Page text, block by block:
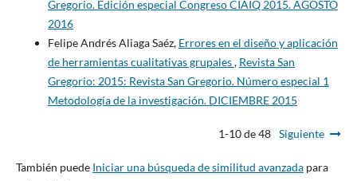
Gregorio. Edición especial Congreso CIAIQ 2015. AGOSTO
2016
Felipe Andrés Aliaga Saéz, Errores en el diseño y aplicación
de herramientas cualitativas grupales, Revista San
Gregorio: 2015: Revista San Gregorio. Número especial 1
Metodología de la investigación. DICIEMBRE 2015
1-10 de 48 Siguiente
También puede Iniciar una búsqueda de similitud avanzadapara